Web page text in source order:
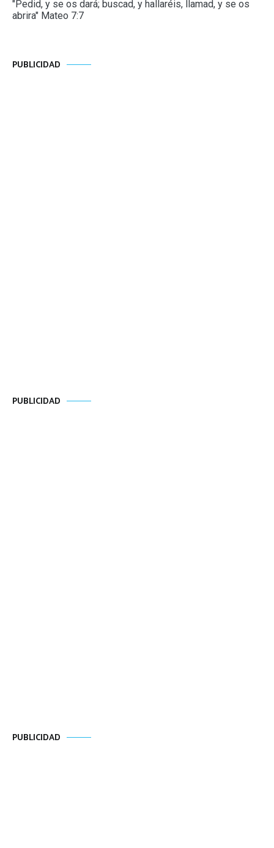
"Pedid, y se os dará; buscad, y hallaréis, llamad, y se os
abrira" Mateo 7:7
PUBLICIDAD
PUBLICIDAD
PUBLICIDAD